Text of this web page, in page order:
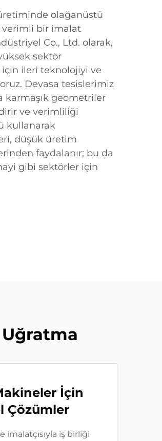
olağanüstü
verimli bir imalat
Co., Ltd. olarak,
sektör
için ileri teknolojiyi ve
Devasa tesislerimiz
karmaşık geometriler
ve verimliliği
kullanarak
düşük üretim
faydalanır; bu da
gibi sektörler için
İçin
Çözümler
imalatçısıyla iş birliği